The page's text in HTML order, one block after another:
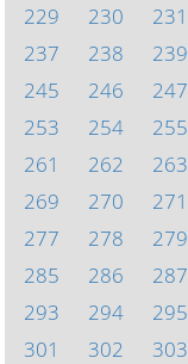
229
230 231
237
238 239
245
246 247
253
254 255
261
262 263
269
270 271
277
278 279
285
286 287
293
294 295
301
302 303